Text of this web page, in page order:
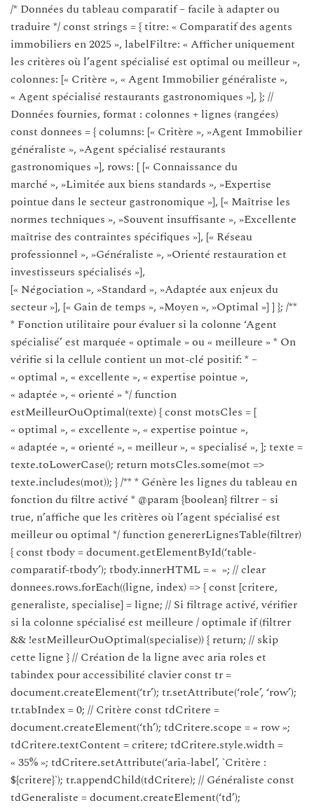
/* Données du tableau comparatif – facile à adapter ou
traduire */ const strings = { titre: « Comparatif des agents
immobiliers en 2025 », labelFiltre: « Afficher uniquement
les critères où l’agent spécialisé est optimal ou meilleur »,
colonnes: [« Critère », « Agent Immobilier généraliste »,
« Agent spécialisé restaurants gastronomiques »], }; //
Données fournies, format : colonnes + lignes (rangées)
const donnees = { columns: [« Critère », »Agent Immobilier
généraliste », »Agent spécialisé restaurants
gastronomiques »], rows: [ [« Connaissance du
marché », »Limitée aux biens standards », »Expertise
pointue dans le secteur gastronomique »], [« Maîtrise les
normes techniques », »Souvent insuffisante », »Excellente
maîtrise des contraintes spécifiques »], [« Réseau
professionnel », »Généraliste », »Orienté restauration et
investisseurs spécialisés »],
[« Négociation », »Standard », »Adaptée aux enjeux du
secteur »], [« Gain de temps », »Moyen », »Optimal »] ] }; /**
* Fonction utilitaire pour évaluer si la colonne ‘Agent
spécialisé’ est marquée « optimale » ou « meilleure » * On
vérifie si la cellule contient un mot-clé positif: * –
« optimal », « excellente », « expertise pointue »,
« adaptée », « orienté » */ function
estMeilleurOuOptimal(texte) { const motsCles = [
« optimal », « excellente », « expertise pointue »,
« adaptée », « orienté », « meilleur », « specialisé », ]; texte =
texte.toLowerCase(); return motsCles.some(mot =>
texte.includes(mot)); } /** * Génère les lignes du tableau en
fonction du filtre activé * @param {boolean} filtrer – si
true, n’affiche que les critères où l’agent spécialisé est
meilleur ou optimal */ function genererLignesTable(filtrer)
{ const tbody = document.getElementById(‘table-
comparatif-tbody’); tbody.innerHTML = « »; // clear
donnees.rows.forEach((ligne, index) => { const [critere,
generaliste, specialise] = ligne; // Si filtrage activé, vérifier
si la colonne spécialisé est meilleure / optimale if (filtrer
&& !estMeilleurOuOptimal(specialise)) { return; // skip
cette ligne } // Création de la ligne avec aria roles et
tabindex pour accessibilité clavier const tr =
document.createElement(‘tr’); tr.setAttribute(‘role’, ‘row’);
tr.tabIndex = 0; // Critère const tdCritere =
document.createElement(‘th’); tdCritere.scope = « row »;
tdCritere.textContent = critere; tdCritere.style.width =
« 35% »; tdCritere.setAttribute(‘aria-label’, `Critère :
${critere}`); tr.appendChild(tdCritere); // Généraliste const
tdGeneraliste = document.createElement(‘td’);